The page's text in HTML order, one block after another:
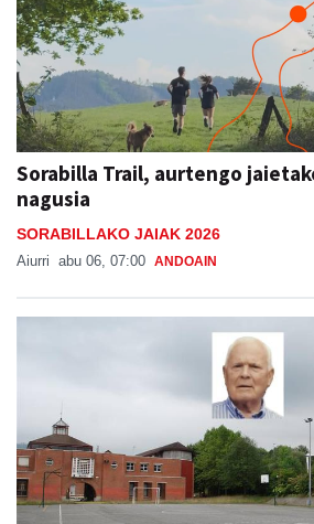
Sorabilla Trail, aurtengo
nagusia
SORABILLAKO JAIAK 2026
Aiurri abu 06, 07:00 ANDOAIN